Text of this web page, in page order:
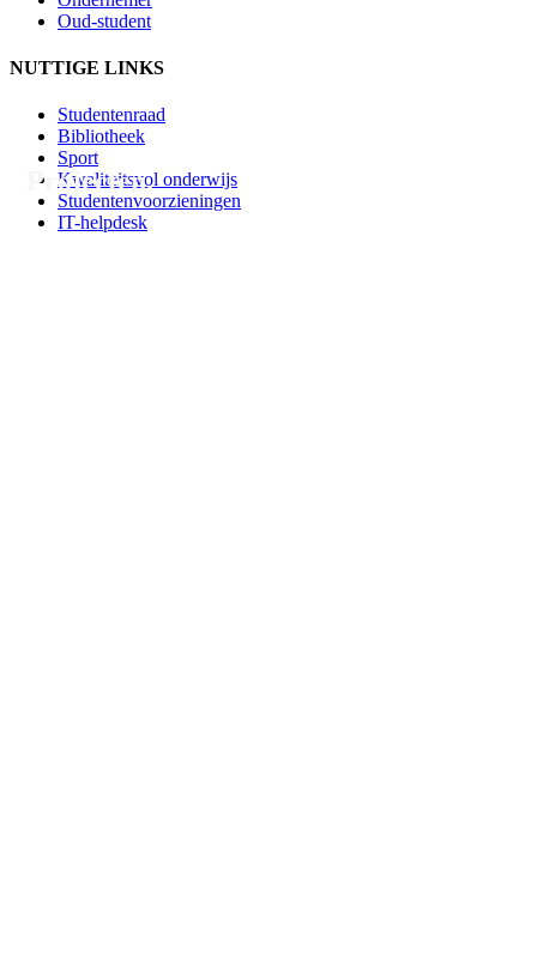
Projecten.
Oud-student
NUTTIGE LINKS
Studentenraad
Bibliotheek
Sport
Kwaliteitsvol onderwijs
Studentenvoorzieningen
IT-helpdesk